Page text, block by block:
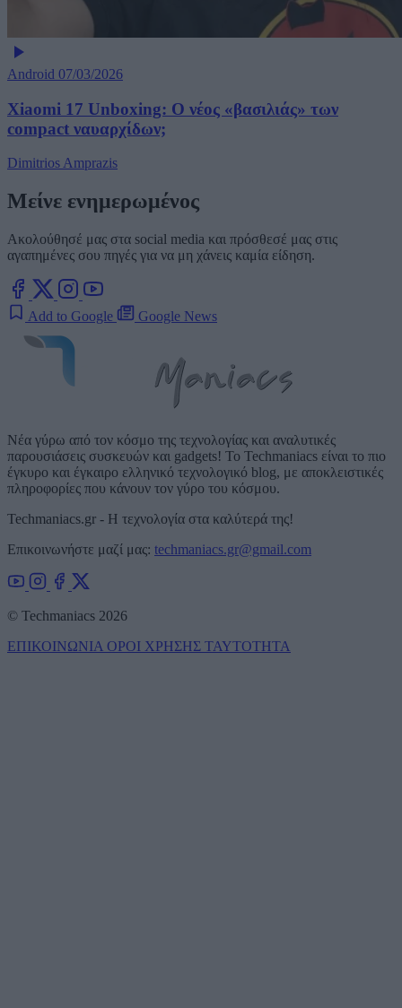
Android 07/03/2026
Xiaomi 17 Unboxing: Ο νέος «βασιλιάς» των
compact ναυαρχίδων;
Dimitrios Amprazis
Μείνε ενημερωμένος
Ακολούθησέ μας στα social media και πρόσθεσέ μας στις
αγαπημένες σου πηγές για να μη χάνεις καμία είδηση.
Add to Google Google News
Νέα γύρω από τον κόσμο της τεχνολογίας και αναλυτικές
παρουσιάσεις συσκευών και gadgets! Το Techmaniacs είναι το πιο
έγκυρο και έγκαιρο ελληνικό τεχνολογικό blog, με αποκλειστικές
πληροφορίες που κάνουν τον γύρο του κόσμου.
Techmaniacs.gr - Η τεχνολογία στα καλύτερά της!
Επικοινωνήστε μαζί μας: techmaniacs.gr@gmail.com
© Techmaniacs 2026
ΕΠΙΚΟΙΝΩΝΙΑ ΟΡΟΙ ΧΡΗΣΗΣ ΤΑΥΤΟΤΗΤΑ